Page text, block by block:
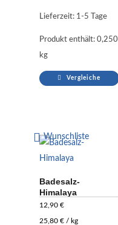
Lieferzeit: 1-5 Tage
Produkt enthält: 0,250
kg
Vergleiche
Wunschliste
Badesalz-
Himalaya
12,90 €
25,80 €/ kg